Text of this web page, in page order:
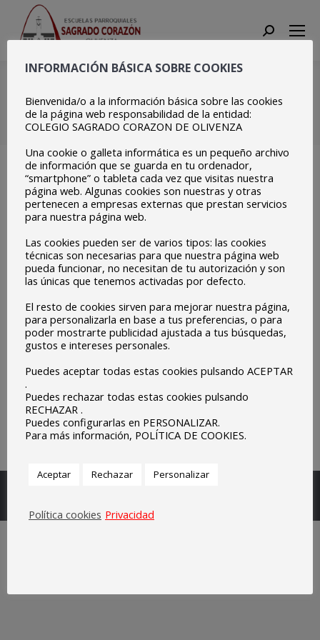
Search:
Izada de Bandera
Europa Badajoz (5)
Estás aquí:
Inicio Izada de Bandera Europa Badajoz…
INFORMACIÓN BÁSICA SOBRE COOKIES
Bienvenida/o a la información básica sobre las cookies
de la página web responsabilidad de la entidad:
COLEGIO SAGRADO CORAZON DE OLIVENZA
Una cookie o galleta informática es un pequeño archivo
de información que se guarda en tu ordenador,
“smartphone” o tableta cada vez que visitas nuestra
página web. Algunas cookies son nuestras y otras
pertenecen a empresas externas que prestan servicios
para nuestra página web.
Las cookies pueden ser de varios tipos: las cookies
técnicas son necesarias para que nuestra página web
pueda funcionar, no necesitan de tu autorización y son
las únicas que tenemos activadas por defecto.
El resto de cookies sirven para mejorar nuestra página,
para personalizarla en base a tus preferencias, o para
poder mostrarte publicidad ajustada a tus búsquedas,
gustos e intereses personales.
Puedes aceptar todas estas cookies pulsando ACEPTAR
.
Puedes rechazar todas estas cookies pulsando
RECHAZAR .
Puedes configurarlas en PERSONALIZAR.
Para más información, POLÍTICA DE COOKIES.
Aceptar Rechazar Personalizar
Política cookies Privacidad